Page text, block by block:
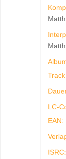
LC-
EAN:
ISRC: